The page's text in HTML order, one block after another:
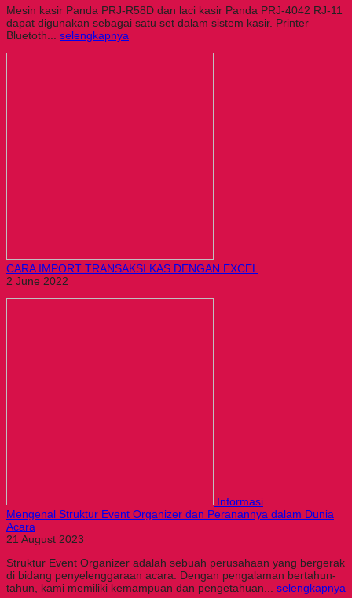
Mesin kasir Panda PRJ-R58D dan laci kasir Panda PRJ-4042 RJ-11
dapat digunakan sebagai satu set dalam sistem kasir. Printer
Bluetoth... selengkapnya
CARA IMPORT TRANSAKSI KAS DENGAN EXCEL
2 June 2022
Informasi
Mengenal Struktur Event Organizer dan Peranannya dalam Dunia
Acara
21 August 2023
Struktur Event Organizer adalah sebuah perusahaan yang bergerak
di bidang penyelenggaraan acara. Dengan pengalaman bertahun-
tahun, kami memiliki kemampuan dan pengetahuan... selengkapnya